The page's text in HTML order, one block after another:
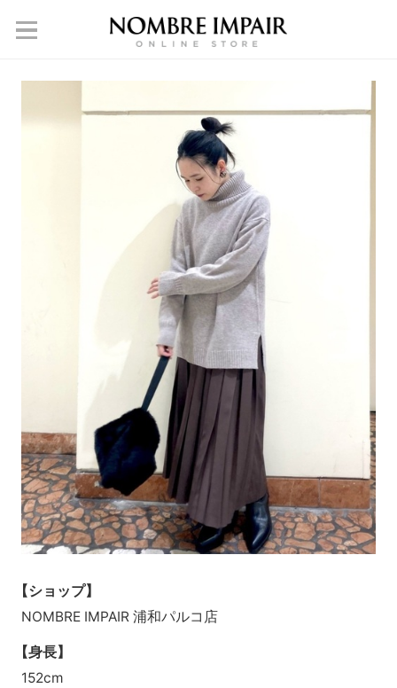
【ショップ】
NOMBRE IMPAIR 浦和パルコ店
【身長】
152cm